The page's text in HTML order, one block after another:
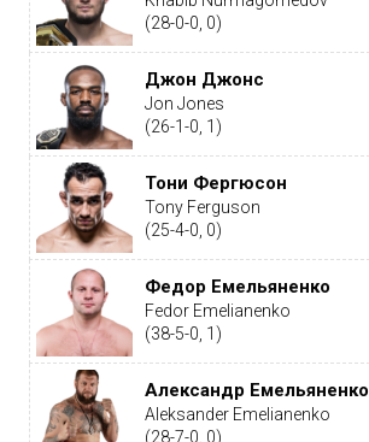
(28-0-0, 0)
Джон Джонс
Jon Jones
(26-1-0, 1)
Тони Фергюсон
Tony Ferguson
(25-4-0, 0)
Федор Емельяненко
Fedor Emelianenko
(38-5-0, 1)
Александр Емельяненко
Aleksander Emelianenko
(28-7-0, 0)